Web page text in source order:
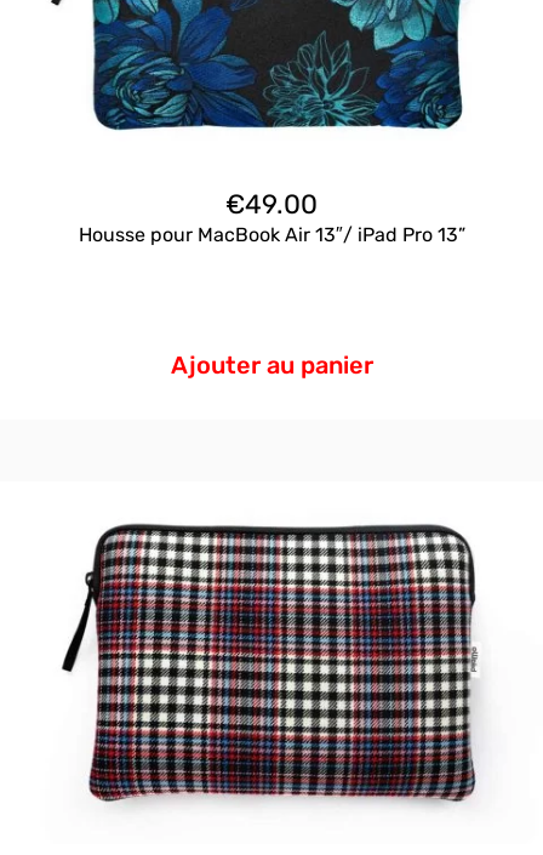
€49.00
Housse pour MacBook Air 13″/ iPad Pro 13”
Ajouter au panier